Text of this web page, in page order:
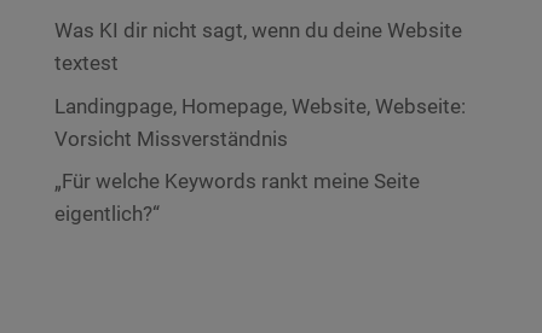
Was KI dir nicht sagt, wenn du deine Website
textest
Landingpage, Homepage, Website, Webseite:
Vorsicht Missverständnis
„Für welche Keywords rankt meine Seite
eigentlich?“